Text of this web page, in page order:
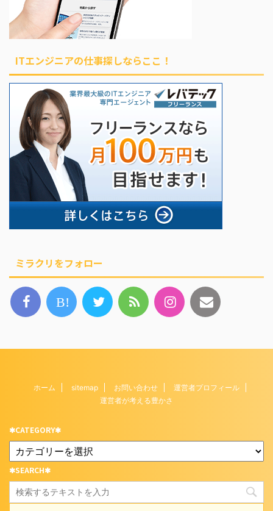
ITエンジニアの仕事探しならここ！
ミラクリをフォロー
B!
ホーム sitemap お問い合わせ
運営者プロフィール
運営者が考える豊かさ
✱CATEGORY✱
✱SEARCH✱